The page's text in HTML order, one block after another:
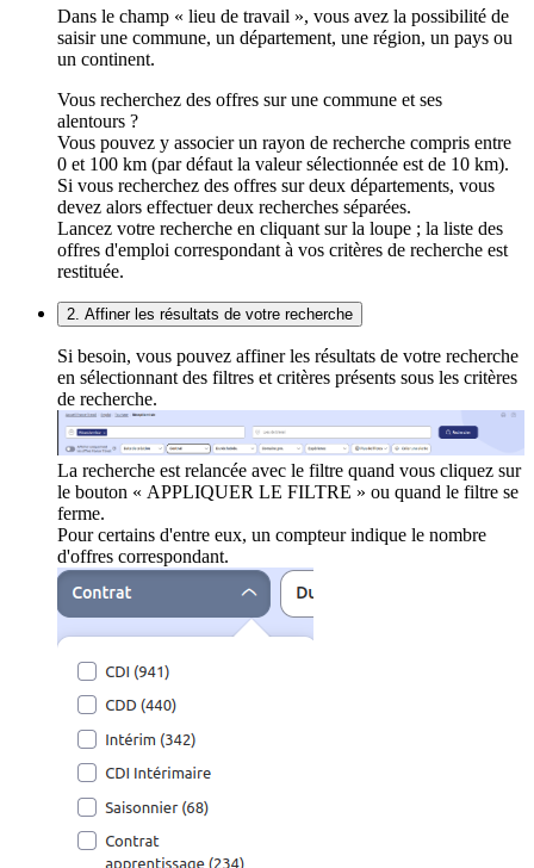
Dans le champ « lieu de travail », vous avez la possibilité de
saisir une commune, un département, une région, un pays ou
un continent.
Vous recherchez des offres sur une commune et ses
alentours ?
Vous pouvez y associer un rayon de recherche compris entre
0 et 100 km (par défaut la valeur sélectionnée est de 10 km).
Si vous recherchez des offres sur deux départements, vous
devez alors effectuer deux recherches séparées.
Lancez votre recherche en cliquant sur la loupe ; la liste des
offres d'emploi correspondant à vos critères de recherche est
restituée.
2. Affiner les résultats de votre recherche
Si besoin, vous pouvez affiner les résultats de votre recherche
en sélectionnant des filtres et critères présents sous les critères
de recherche.
La recherche est relancée avec le filtre quand vous cliquez sur
le bouton « APPLIQUER LE FILTRE » ou quand le filtre se
ferme.
Pour certains d'entre eux, un compteur indique le nombre
d'offres correspondant.